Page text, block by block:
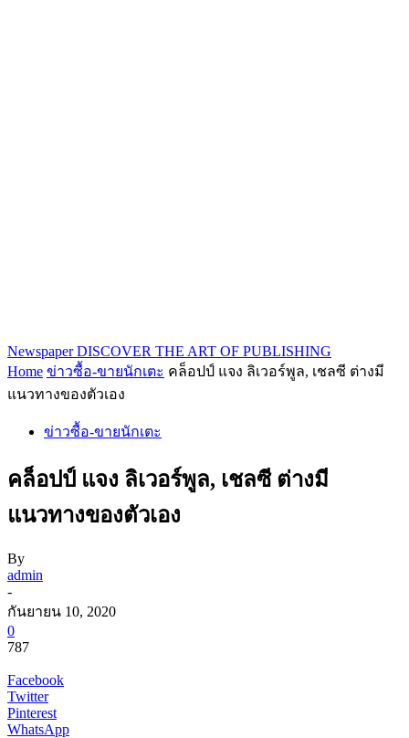
Newspaper DISCOVER THE ART OF PUBLISHING
Home ข่าวซื้อ-ขายนักเตะ คล็อปป์ แจง ลิเวอร์พูล, เชลซี ต่างมี
แนวทางของตัวเอง
ข่าวซื้อ-ขายนักเตะ
คล็อปป์ แจง ลิเวอร์พูล, เชลซี ต่างมี
แนวทางของตัวเอง
By
admin
-
กันยายน 10, 2020
0
787
Facebook
Twitter
Pinterest
WhatsApp